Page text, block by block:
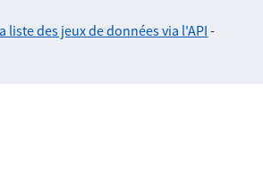
liste des jeux de données via l'API -